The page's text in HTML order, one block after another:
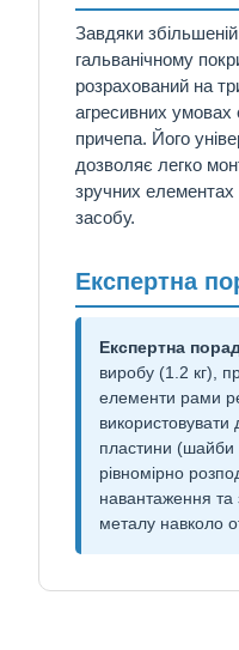
Завдяки
гальванічному
розрахований на
агресивних умовах
причепа. Його
дозволяє легко
зручних елементах
засобу.
Експертна
Експертна
виробу (1.2 кг),
елементи рами
використовувати
пластини (шайби
рівномірно
навантаження та
металу навколо